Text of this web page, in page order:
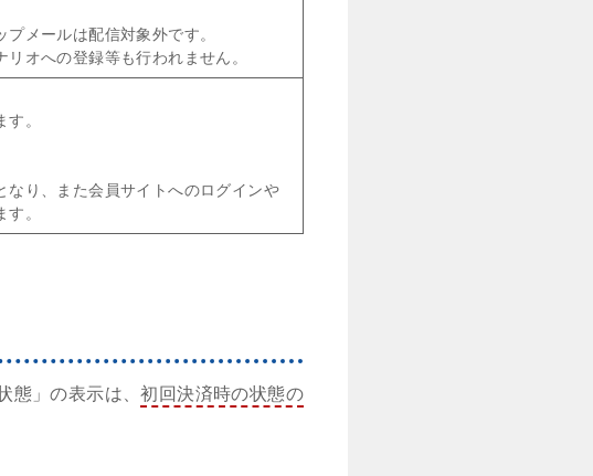
メールは配信対象外です。
リオへの登録等も行われません。
。
なり、また会員サイトへのログインや
。
態」の表示は、初回決済時の状態の